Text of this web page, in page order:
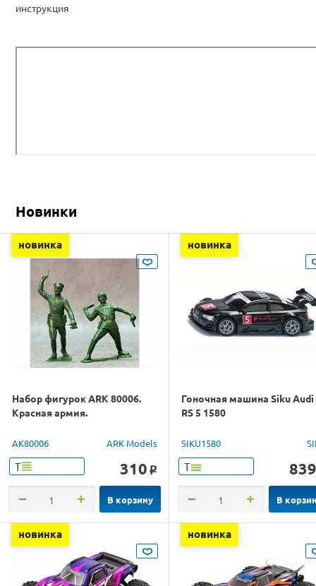
инструкция
Новинки
новинка
Набор фигурок ARK 80006.
Красная армия.
AK80006 ARK Models
Т 310 o
В корзину
новинка
Гоночная машина Siku Audi
RS 5 1580
SIKU1580
Т 839
В
новинка новинка